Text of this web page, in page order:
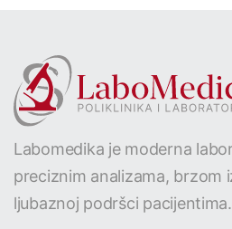
Labomedika je moderna
preciznim analizama, brzom
ljubaznoj podršci pacijentima.